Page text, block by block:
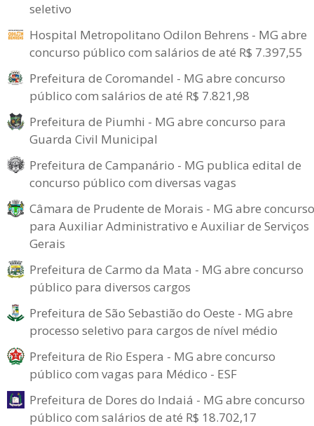
seletivo
Hospital Metropolitano Odilon Behrens - MG abre
concurso público com salários de até R$ 7.397,55
Prefeitura de Coromandel - MG abre concurso
público com salários de até R$ 7.821,98
Prefeitura de Piumhi - MG abre concurso para
Guarda Civil Municipal
Prefeitura de Campanário - MG publica edital de
concurso público com diversas vagas
Câmara de Prudente de Morais - MG abre concurso
para Auxiliar Administrativo e Auxiliar de Serviços
Gerais
Prefeitura de Carmo da Mata - MG abre concurso
público para diversos cargos
Prefeitura de São Sebastião do Oeste - MG abre
processo seletivo para cargos de nível médio
Prefeitura de Rio Espera - MG abre concurso
público com vagas para Médico - ESF
Prefeitura de Dores do Indaiá - MG abre concurso
público com salários de até R$ 18.702,17